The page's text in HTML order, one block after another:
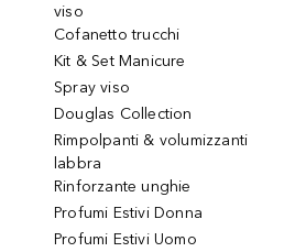
viso
Cofanetto trucchi
Kit & Set Manicure
Spray viso
Douglas Collection
Rimpolpanti & volumizzanti
labbra
Rinforzante unghie
Profumi Estivi Donna
Profumi Estivi Uomo